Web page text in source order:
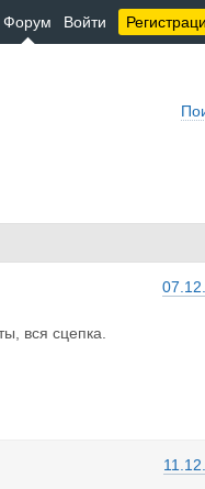
Форум Войти
вся сцепка.